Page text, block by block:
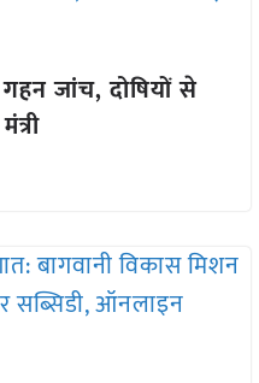
जांच, दोषियों से